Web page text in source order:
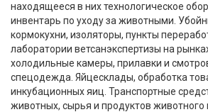
находящееся в них технологическое
инвентарь по уходу за животными.
кормокухни, изоляторы, пункты
лаборатории ветсанэкспертизы на
холодильные камеры, прилавки и
спецодежда. Яйцесклады, обработка
инкубационных яиц. Транспортные
животных, сырья и продуктов животного